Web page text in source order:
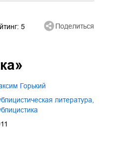
5 Поделиться
Горький
литература